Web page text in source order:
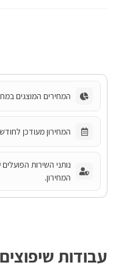
המחירים המוצגים
המחירון מעודכן לחודש
נותני השירות
המחירון.
עבודות